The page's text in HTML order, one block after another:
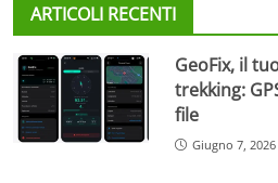
ARTICOLI RECENTI
GeoFix, il
trekking:
file
Giugno 7, 2026